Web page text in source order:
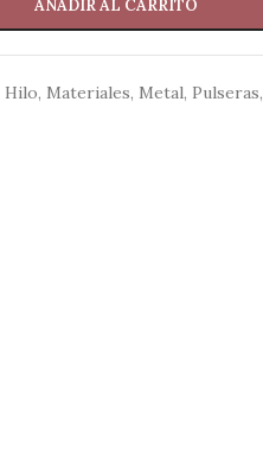
AÑADIR AL CARRITO
Hilo, Materiales, Metal, Pulseras,